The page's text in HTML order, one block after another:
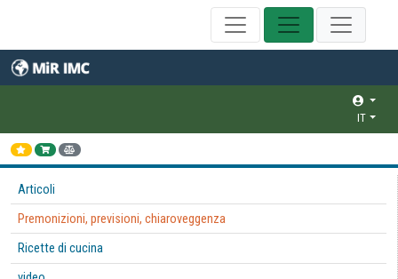
IT
Articoli
Premonizioni, previsioni, chiaroveggenza
Ricette di cucina